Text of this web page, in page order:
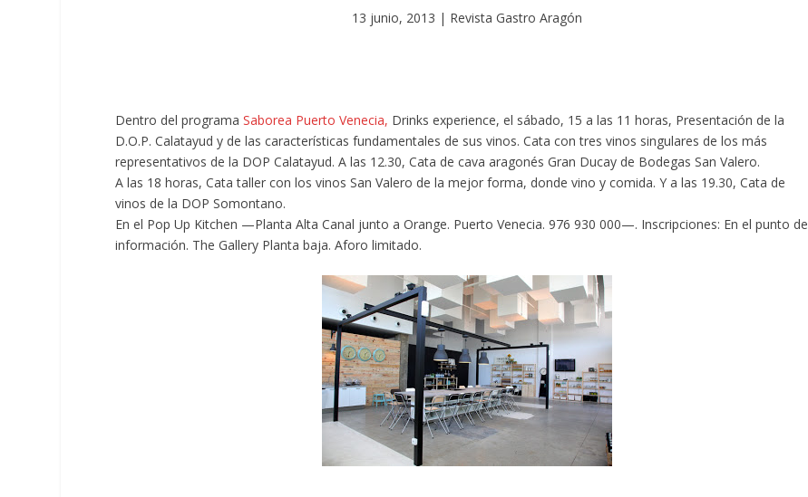
13 junio, 2013 | Revista Gastro Aragón
Dentro del programaSaborea Puerto Venecia, Drinks experience, el sábado, 15 a las 11 horas, Presentación de la
D.O.P. Calatayud y de las características fundamentales de sus vinos. Cata con tres vinos singulares de los más
representativos de la DOP Calatayud. A las 12.30, Cata de cava aragonés Gran Ducay de Bodegas San Valero.
A las 18 horas, Cata taller con los vinos San Valero de la mejor forma, donde vino y comida. Y a las 19.30, Cata de
vinos de la DOP Somontano.
En el Pop Up Kitchen —Planta Alta Canal junto a Orange. Puerto Venecia. 976 930 000—. Inscripciones: En el punto de
información. The Gallery Planta baja. Aforo limitado.